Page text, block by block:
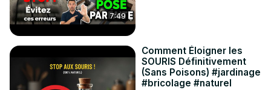
7:49
Comment Éloigner les
SOURIS Définitivement
(Sans Poisons) #jardinage
#bricolage #naturel